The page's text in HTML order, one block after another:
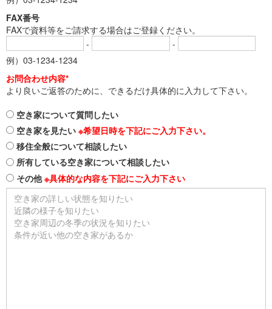
FAX番号
FAXで資料等をご請求する場合はご登録ください。
-
-
例）03-1234-1234
お問合わせ内容*
より良いご返答のために、できるだけ具体的に入力して下さい。
空き家について質問したい
空き家を見たい ※希望日時を下記にご入力下さい。
移住全般について相談したい
所有している空き家について相談したい
その他※具体的な内容を下記にご入力下さい